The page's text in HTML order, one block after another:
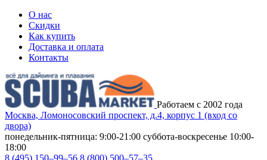
О нас
Скидки
Как купить
Доставка и оплата
Контакты
Работаем с 2002 года
Москва, Ломоносовский проспект, д.4, корпус 1 (вход со
двора)
понедельник-пятница: 9:00-21:00 суббота-воскресенье 10:00-
18:00
8 (495) 150–99–56 8 (800) 500–57–35